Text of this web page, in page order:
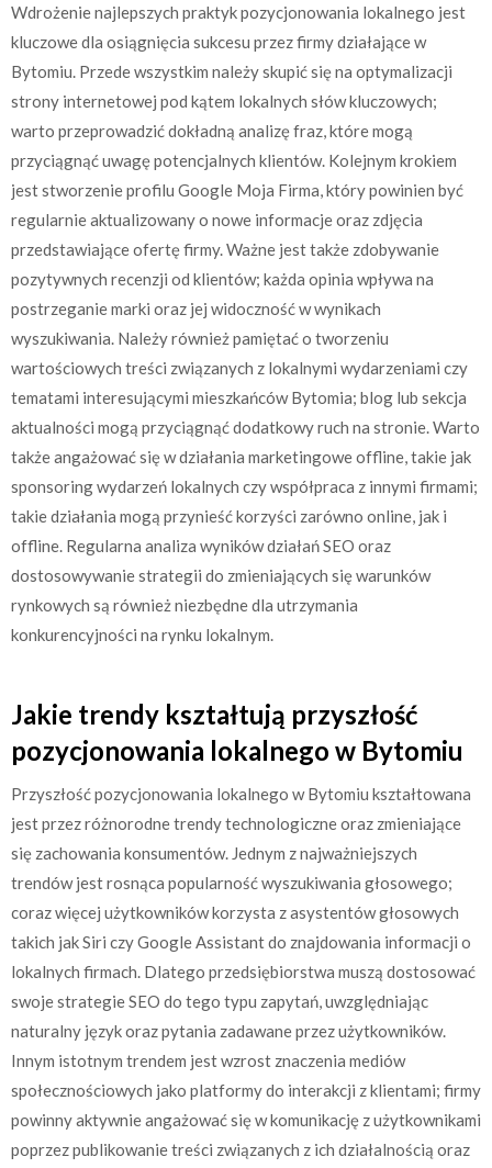
Wdrożenie najlepszych praktyk pozycjonowania lokalnego jest
kluczowe dla osiągnięcia sukcesu przez firmy działające w
Bytomiu. Przede wszystkim należy skupić się na optymalizacji
strony internetowej pod kątem lokalnych słów kluczowych;
warto przeprowadzić dokładną analizę fraz, które mogą
przyciągnąć uwagę potencjalnych klientów. Kolejnym krokiem
jest stworzenie profilu Google Moja Firma, który powinien być
regularnie aktualizowany o nowe informacje oraz zdjęcia
przedstawiające ofertę firmy. Ważne jest także zdobywanie
pozytywnych recenzji od klientów; każda opinia wpływa na
postrzeganie marki oraz jej widoczność w wynikach
wyszukiwania. Należy również pamiętać o tworzeniu
wartościowych treści związanych z lokalnymi wydarzeniami czy
tematami interesującymi mieszkańców Bytomia; blog lub sekcja
aktualności mogą przyciągnąć dodatkowy ruch na stronie. Warto
także angażować się w działania marketingowe offline, takie jak
sponsoring wydarzeń lokalnych czy współpraca z innymi firmami;
takie działania mogą przynieść korzyści zarówno online, jak i
offline. Regularna analiza wyników działań SEO oraz
dostosowywanie strategii do zmieniających się warunków
rynkowych są również niezbędne dla utrzymania
konkurencyjności na rynku lokalnym.
Jakie trendy kształtują przyszłość
pozycjonowania lokalnego w Bytomiu
Przyszłość pozycjonowania lokalnego w Bytomiu kształtowana
jest przez różnorodne trendy technologiczne oraz zmieniające
się zachowania konsumentów. Jednym z najważniejszych
trendów jest rosnąca popularność wyszukiwania głosowego;
coraz więcej użytkowników korzysta z asystentów głosowych
takich jak Siri czy Google Assistant do znajdowania informacji o
lokalnych firmach. Dlatego przedsiębiorstwa muszą dostosować
swoje strategie SEO do tego typu zapytań, uwzględniając
naturalny język oraz pytania zadawane przez użytkowników.
Innym istotnym trendem jest wzrost znaczenia mediów
społecznościowych jako platformy do interakcji z klientami; firmy
powinny aktywnie angażować się w komunikację z użytkownikami
poprzez publikowanie treści związanych z ich działalnością oraz